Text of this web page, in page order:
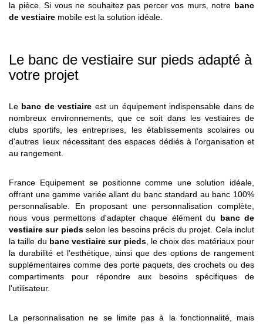
la pièce. Si vous ne souhaitez pas percer vos murs, notre banc
de vestiaire mobile est la solution idéale.
Le banc de vestiaire sur pieds adapté à
votre projet
Le banc de vestiaire est un équipement indispensable dans de
nombreux environnements, que ce soit dans les vestiaires de
clubs sportifs, les entreprises, les établissements scolaires ou
d'autres lieux nécessitant des espaces dédiés à l'organisation et
au rangement.
France Equipement se positionne comme une solution idéale,
offrant une gamme variée allant du banc standard au banc 100%
personnalisable. En proposant une personnalisation complète,
nous vous permettons d'adapter chaque élément du banc de
vestiaire sur piedsselon les besoins précis du projet. Cela inclut
la taille du banc vestiaire sur pieds, le choix des matériaux pour
la durabilité et l'esthétique, ainsi que des options de rangement
supplémentaires comme des porte paquets, des crochets ou des
compartiments pour répondre aux besoins spécifiques de
l'utilisateur.
La personnalisation ne se limite pas à la fonctionnalité, mais